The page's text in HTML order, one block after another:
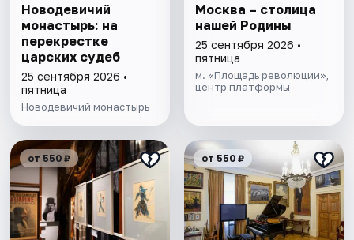
Новодевичий
монастырь: на
перекрестке
царских судеб
25 сентября 2026 •
пятница
Новодевичий монастырь
Москва – столица
нашей Родины
25 сентября 2026 •
пятница
м. «Площадь революции»,
центр платформы
от 550 ₽ от 550 ₽